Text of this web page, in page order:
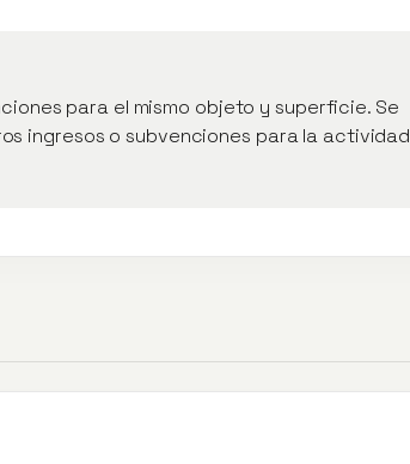
para el mismo objeto y superficie. Se
ingresos o subvenciones para la actividad